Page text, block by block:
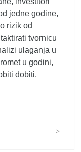
jedne godine,
rizik od
tvornicu
ulaganja u
u godini,
dobiti.
>